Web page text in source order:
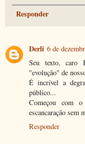
Responder
Derli 6 de
Seu texto, caro
"evolução" de
É incrível a
público...
Começou com
escancaração sem
Responder